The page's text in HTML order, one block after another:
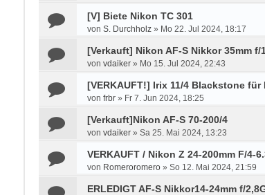
[V] Biete Nikon TC 301
von S. Durchholz» Mo 22. Jul 2024, 18:17
[Verkauft] Nikon AF-S Nikkor 35mm f/
von vdaiker» Mo 15. Jul 2024, 22:43
[VERKAUFT!] Irix 11/4 Blackstone
von frbr» Fr 7. Jun 2024, 18:25
[Verkauft]Nikon AF-S 70-200/4
von vdaiker» Sa 25. Mai 2024, 13:23
VERKAUFT / Nikon Z 24-200mm F/4-
von Romeroromero» So 12. Mai 2024, 21:59
ERLEDIGT AF-S Nikkor14-24mm f/